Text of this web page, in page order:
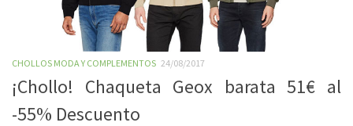
CHOLLOS MODA Y COMPLEMENTOS 24/08/2017
¡Chollo! Chaqueta Geox barata 51€ al
-55% Descuento